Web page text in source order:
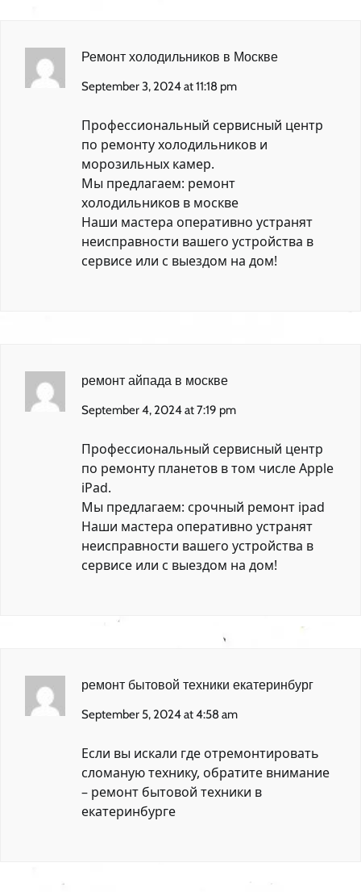
Ремонт холодильников в Москве
September 3, 2024 at 11:18 pm
Профессиональный сервисный центр
по ремонту холодильников и
морозильных камер.
Мы предлагаем: ремонт
холодильников в москве
Наши мастера оперативно устранят
неисправности вашего устройства в
сервисе или с выездом на дом!
ремонт айпада в москве
September 4, 2024 at 7:19 pm
Профессиональный сервисный центр
по ремонту планетов в том числе Apple
iPad.
Мы предлагаем: срочный ремонт ipad
Наши мастера оперативно устранят
неисправности вашего устройства в
сервисе или с выездом на дом!
ремонт бытовой техники екатеринбург
September 5, 2024 at 4:58 am
Если вы искали где отремонтировать
сломаную технику, обратите внимание
– ремонт бытовой техники в
екатеринбурге